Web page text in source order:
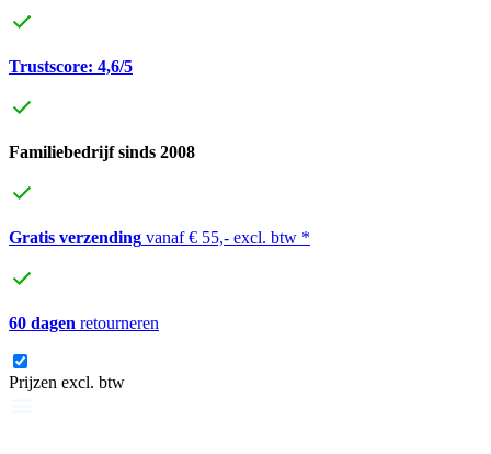
Trustscore: 4,6/5
Familiebedrijf sinds 2008
Gratis verzending vanaf € 55,- excl. btw *
60 dagen retourneren
Prijzen excl. btw